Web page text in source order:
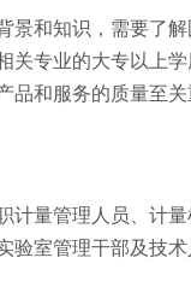
和知识，需要了
关专业的大专以上
品和服务的质量至
计量管理人员、计
室管理干部及技术